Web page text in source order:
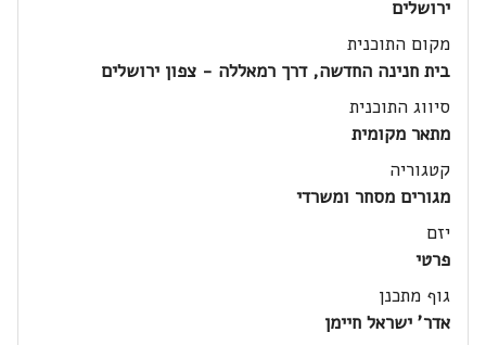
ירושלים
מקום התוכנית
בית חנינה החדשה, דרך רמאללה - צפון ירושלים
סיווג התוכנית
מתאר מקומית
קטגוריה
מגורים מסחר ומשרדי
יזם
פרטי
גוף מתכנן
אדר' ישראל חיימן